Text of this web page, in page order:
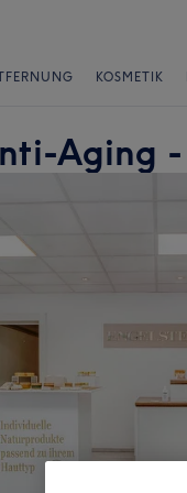
KOSMETIK
Aging